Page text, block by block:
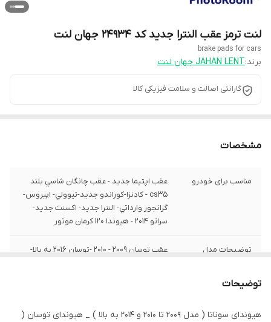
لنت ترمز عقب النترا جدید کد 24934 جهان لنت
brake pads for cars
برند:JAHAN LENT جهان لنت
گارانتی اصالت و سلامت فیزیکی کالا
مشخصات
مناسب برای خودرو
عقب اپتيما جديد - عقب چانگان شاسي بلند
cs35 - کادنزا-کوراندو جديد-تيوولي- اپيروس-
گرانجور وارداتي- النترا جديد- اکسنت جديد-
سراتو 2014 - هيوندا I20 کرمان موتور
توضیحات مدل
عقب توسان 2009 - 2010 -توسان 2016 به بالا-
جنس
توضیحات
هیوندای سوناتا ( مدل ۲۰۰۹ تا ۲۰۱۰ و ۲۰۱۴ به بالا ) _ هیوندای توسان (